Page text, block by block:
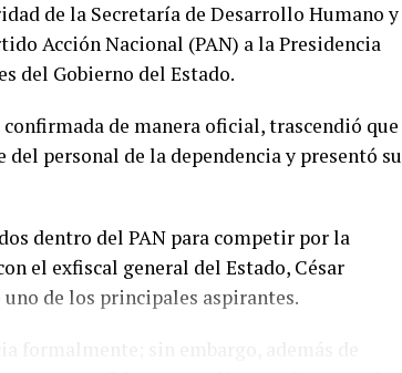
de la Secretaría de Desarrollo Humano y
Acción Nacional (PAN) a la Presidencia
del Gobierno del Estado.
de manera oficial, trascendió que
personal de la dependencia y presentó su
dentro del PAN para competir por la
el exfiscal general del Estado, César
de los principales aspirantes.